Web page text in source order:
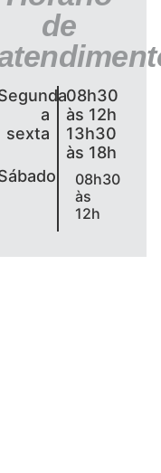
de
a
sexta
08h30
às 12h
13h30
às 18h
08h30
às
12h